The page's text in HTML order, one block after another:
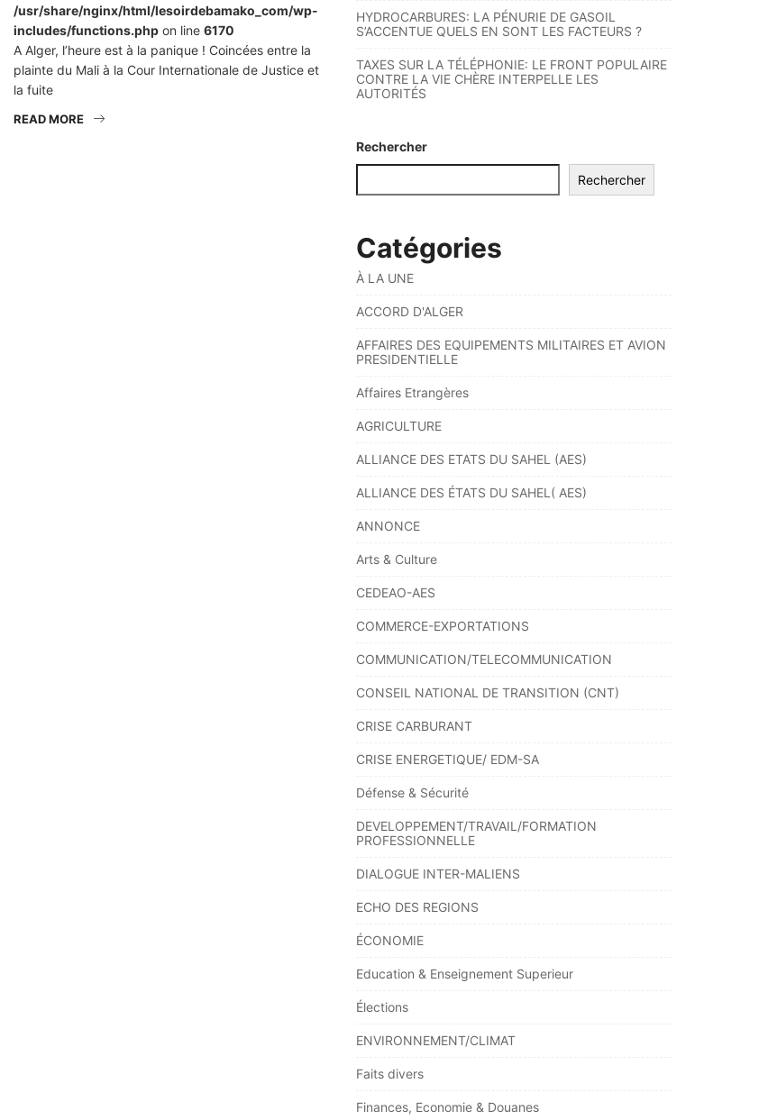
/usr/share/nginx/html/lesoirdebamako_com/wp-
includes/functions.php on line 6170
A Alger, l’heure est à la panique ! Coincées entre la
plainte du Mali à la Cour Internationale de Justice et
la fuite
READ MORE
HYDROCARBURES: LA PÉNURIE DE GASOIL
S’ACCENTUE QUELS EN SONT LES FACTEURS ?
TAXES SUR LA TÉLÉPHONIE: LE FRONT POPULAIRE
CONTRE LA VIE CHÈRE INTERPELLE LES
AUTORITÉS
Rechercher
Rechercher
Catégories
À LA UNE
ACCORD D'ALGER
AFFAIRES DES EQUIPEMENTS MILITAIRES ET AVION
PRESIDENTIELLE
Affaires Etrangères
AGRICULTURE
ALLIANCE DES ETATS DU SAHEL (AES)
ALLIANCE DES ÉTATS DU SAHEL( AES)
ANNONCE
Arts & Culture
CEDEAO-AES
COMMERCE-EXPORTATIONS
COMMUNICATION/TELECOMMUNICATION
CONSEIL NATIONAL DE TRANSITION (CNT)
CRISE CARBURANT
CRISE ENERGETIQUE/ EDM-SA
Défense & Sécurité
DEVELOPPEMENT/TRAVAIL/FORMATION
PROFESSIONNELLE
DIALOGUE INTER-MALIENS
ECHO DES REGIONS
ÉCONOMIE
Education & Enseignement Superieur
Élections
ENVIRONNEMENT/CLIMAT
Faits divers
Finances, Economie & Douanes